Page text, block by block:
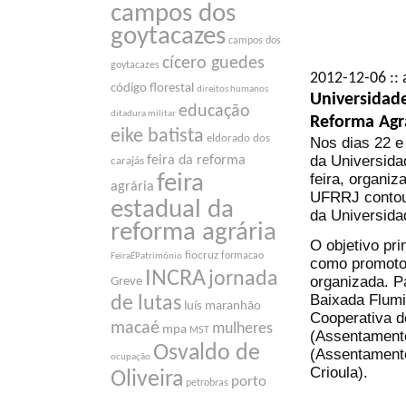
campos dos
goytacazes campos dos
goytacazes cícero guedes
código florestal direitos humanos
ditadura militar educação
eike batista eldorado dos
carajás feira da reforma
agrária feira
estadual da
reforma agrária
FeiraÉPatrimônio fiocruz formacao
Greve INCRA jornada
de lutas luís maranhão
macaé mpa MST mulheres
ocupação Osvaldo de
Oliveira petrobras porto
2012-12-06
Reforma
Nos dias 22
da
feira,
UFRRJ
da
O objetivo
como
organizada.
Baixada
Cooperativa
Crioula).